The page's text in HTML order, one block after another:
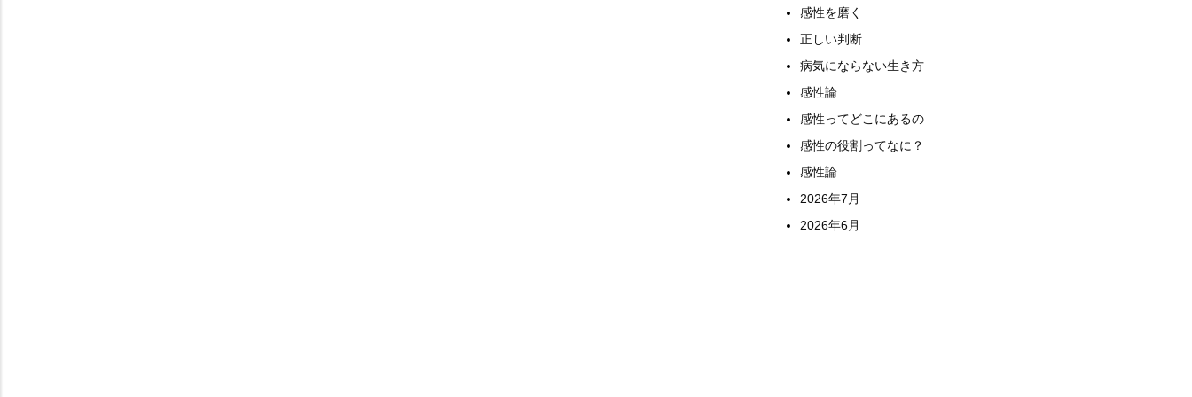
感性を磨く
正しい判断
病気にならない生き方
感性論
感性ってどこにあるの
感性の役割ってなに？
感性論
2026年7月
2026年6月